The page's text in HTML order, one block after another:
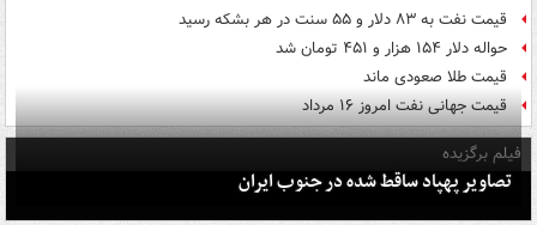
قیمت نفت به ۸۳ دلار و ۵۵ سنت در هر بشکه رسید
حواله دلار ۱۵۴ هزار و ۴۵۱ تومان شد
قیمت طلا صعودی ماند
قیمت جهانی نفت امروز ۱۶ مرداد
فیلم برگزیده
تصاویر پهپاد ساقط شده در جنوب ایران